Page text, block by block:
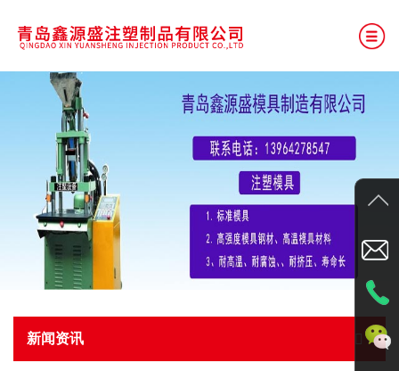
网站首页
产品展示
厂房展示
联系我们
新闻资讯